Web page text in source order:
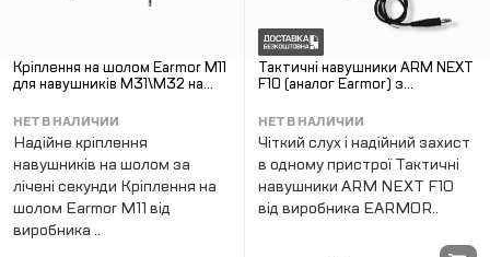
Кріплення на шолом Earmor M11
для навушників M31\M32 на
НЕТ В НАЛИЧИИ
Надійне кріплення
навушників на шолом за
лічені секунди Кріплення на
шолом Earmor M11 від
виробника ..
Тактичні навушники ARM NEXT
F10 (аналог Earmor) з
ОЛИВА
НЕТ В НАЛИЧИИ
Чіткий слух і надійний захист
в одному пристрої Тактичні
навушники ARM NEXT F10
від виробника EARMOR..